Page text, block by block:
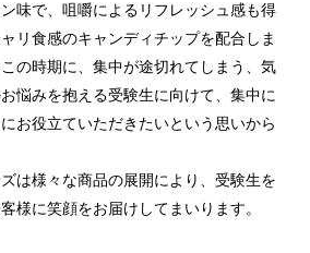
味で、咀嚼によるリフレッシュ感も得
リ食感のキャンディチップを配合しま
の時期に、集中が途切れてしまう、気
悩みを抱える受験生に向けて、集中に
お役立ていただきたいという思いから
ズは様々な商品の展開により、受験生を
様に笑顔をお届けしてまいります。